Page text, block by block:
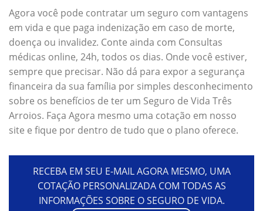
Agora você pode contratar um seguro com vantagens
em vida e que paga indenização em caso de morte,
doença ou invalidez. Conte ainda com Consultas
médicas online, 24h, todos os dias. Onde você estiver,
sempre que precisar. Não dá para expor a segurança
financeira da sua família por simples desconhecimento
sobre os benefícios de ter um Seguro de Vida Três
Arroios. Faça Agora mesmo uma cotação em nosso
site e fique por dentro de tudo que o plano oferece.
RECEBA EM SEU E-MAIL AGORA MESMO, UMA
COTAÇÃO PERSONALIZADA COM TODAS AS
INFORMAÇÕES SOBRE O SEGURO DE VIDA.